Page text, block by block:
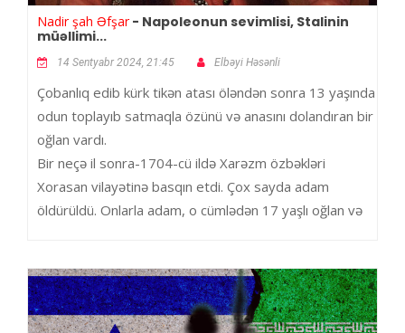
Nadir şah Əfşar- Napoleonun sevimlisi, Stalinin
müəllimi...
14 Sentyabr 2024, 21:45 Elbəyi Həsənli
Çobanlıq edib kürk tikən atası öləndən sonra 13 yaşında
odun toplayıb satmaqla özünü və anasını dolandıran bir
oğlan vardı.
Bir neçə il sonra-1704-cü ildə Xarəzm özbəkləri
Xorasan vilayətinə basqın etdi. Çox sayda adam
öldürüldü. Onlarla adam, o cümlədən 17 yaşlı oğlan və